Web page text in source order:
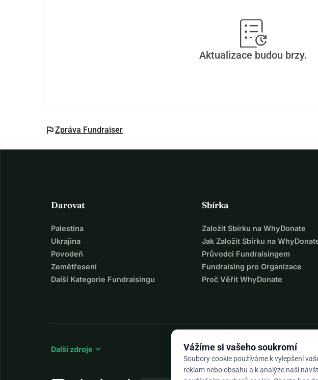
Aktualizace budou brzy.
flagZpráva Fundraiser
Darovat
Palestina
Ukrajina
Povodeň
Zemětřesení
Další Kategorie Fundraisingu
Sbírka
Založit Sbírku na WhyDonate
Jak Založit Sbírku na
Průvodci Fundraisingem
Fundraising pro Organizace
Proč Věřit WhyDonate
Další zdroje expand_more Vážíme si vašeho soukromí
Soubory cookie používáme k vylepšení
reklam nebo obsahu a k analýze naší